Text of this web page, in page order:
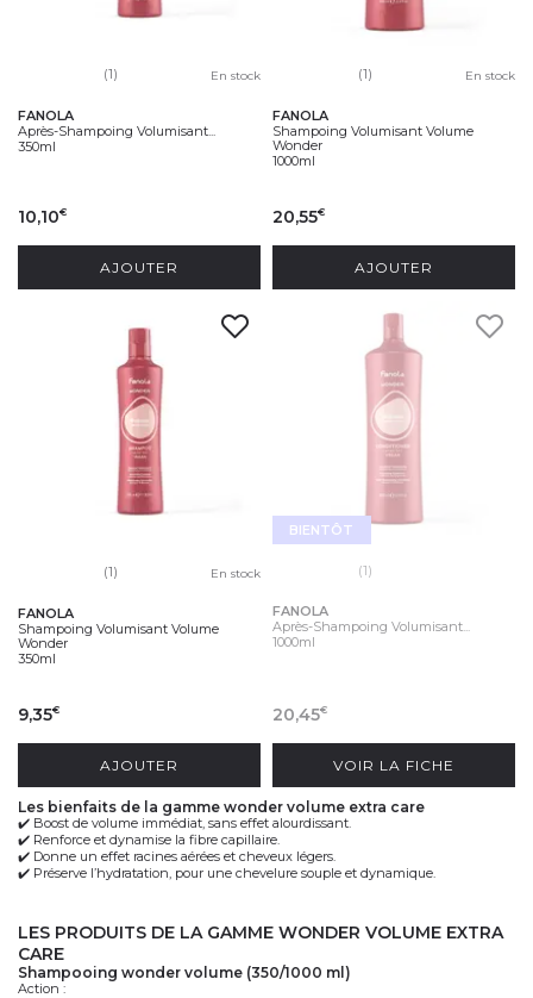
(1) En stock
FANOLA
Après-Shampoing Volumisant...
350ml
10,10€
AJOUTER
(1) En stock
FANOLA
Shampoing Volumisant Volume
Wonder
1000ml
20,55€
AJOUTER
(1) En stock
FANOLA
Shampoing Volumisant Volume
Wonder
350ml
9,35€
AJOUTER
BIENTÔT
(1)
FANOLA
Après-Shampoing Volumisant...
1000ml
20,45€
VOIR LA FICHE
les bienfaits de la gamme wonder volume extra care
✔️ Boost de volume immédiat , sans effet alourdissant.
✔️ Renforce et dynamise la fibre capillaire.
✔️ Donne un effet racines aérées et cheveux légers.
✔️ Préserve l’hydratation , pour une chevelure souple et dynamique.
LES PRODUITS DE LA GAMME WONDER VOLUME EXTRA
CARE
shampooing wonder volume (350/1000 ml)
Action :